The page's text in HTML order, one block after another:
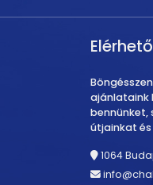
ajánlataink
útjainkat
1064